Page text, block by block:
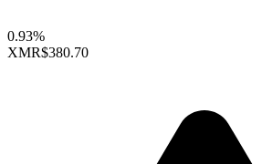
0.93%
XMR$380.70